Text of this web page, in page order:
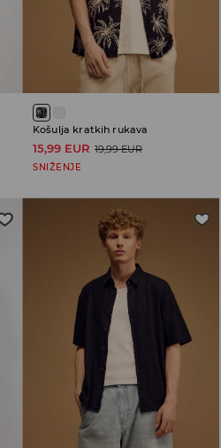
Košulja kratkih rukava
15,99 EUR 19,99 EUR
SNIŽENJE